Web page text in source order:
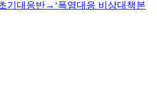
기대응반→‘폭염대응 비상대책본